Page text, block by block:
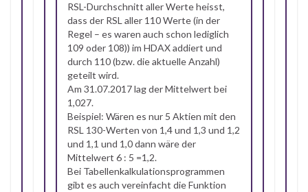
RSL-Durchschnitt aller Werte heisst,
dass der RSL aller 110 Werte (in der
Regel – es waren auch schon lediglich
109 oder 108)) im HDAX addiert und
durch 110 (bzw. die aktuelle Anzahl)
geteilt wird.
Am 31.07.2017 lag der Mittelwert bei
1,027.
Beispiel: Wären es nur 5 Aktien mit den
RSL 130-Werten von 1,4 und 1,3 und 1,2
und 1,1 und 1,0 dann wäre der
Mittelwert 6 : 5 =1,2.
Bei Tabellenkalkulationsprogrammen
gibt es auch vereinfacht die Funktion